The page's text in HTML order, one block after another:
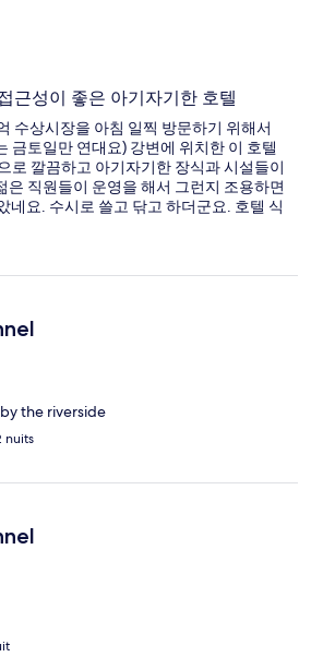
근성이 좋은 아기자기한 호텔
수상시장을 아침 일찍 방문하기 위해서
금토일만 연대요) 강변에 위치한 이 호텔
로 깔끔하고 아기자기한 장식과 시설들이
은 직원들이 운영을 해서 그런지 조용하면
네요. 수시로 쓸고 닦고 하더군요. 호텔 식
강변에 면해 있어서 주말에 시장이 열릴
갈아요. 저희는 호텔 근처에서 마지막 다
에서 우리 가족이 제일 좋아한 아이템이
자기한 반면, 바로 옆 방과 커넥팅 룸 형태
중국 단체 여행객들이 밤 12시까지 떠드
분을 들었습니다. 다행이 그 중국 여행객
있는지 조용히 해달라고 하니까 바로 해
럭저럭 먹을만 했는데, 큰 기대는 하지 않
the riverside
nuits